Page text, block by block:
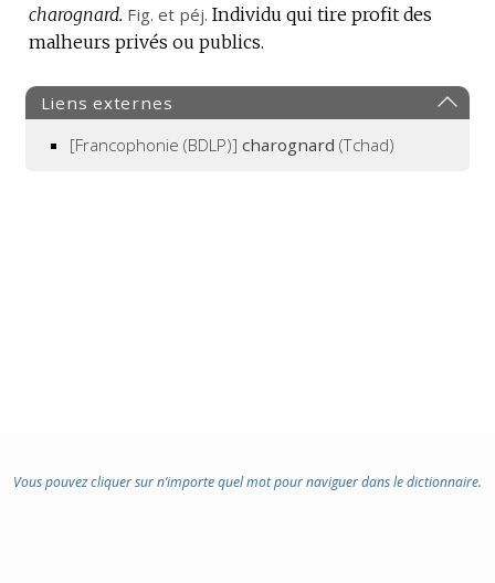
charognard. Fig. et péj. Individu qui tire profit des
malheurs privés ou publics.
Liens externes
[Francophonie (BDLP)] charognard (Tchad)
Vous pouvez cliquer sur n’importe quel mot pour naviguer dans le dictionnaire.